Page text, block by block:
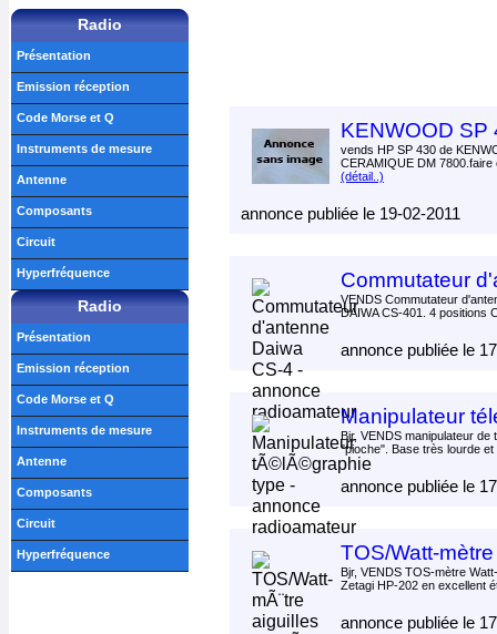
KENWOOD SP
vends HP SP 430 de
CERAMIQUE DM
(détail..)
annonce publiée le 19-02-2011
Commutateur
VENDS Commutateur
DAIWA CS-401. 4 positions
annonce publiée le
Manipulateur
Bjr, VENDS manipulateur de
"pioche". Base très lourde
annonce publiée le
TOS/Watt-
Bjr, VENDS TOS-mètre
Zetagi HP-202 en excellent
annonce publiée le
Radio
Présentation
Emission réception
Code Morse et Q
Instruments de mesure
Antenne
Composants
Circuit
Hyperfréquence
Radio
Présentation
Emission réception
Code Morse et Q
Instruments de mesure
Antenne
Composants
Circuit
Hyperfréquence